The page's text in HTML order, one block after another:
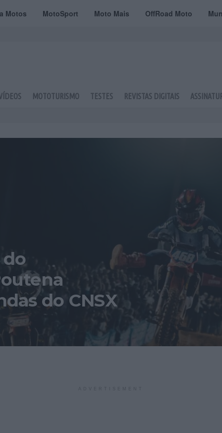
Motos MotoSport Moto Mais OffRoad Moto
MOTOTURISMO TESTES REVISTAS DIGITAIS
do CNSX